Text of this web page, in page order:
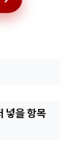
넣을 항목